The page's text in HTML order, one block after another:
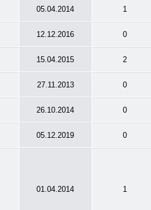
05.04.2014 1
12.12.2016 0
15.04.2015 2
27.11.2013 0
26.10.2014 0
05.12.2019 0
01.04.2014 1